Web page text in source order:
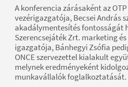
A konferencia zárásaként az
vezérigazgatója, Becsei András
akadálymentesítés fontosságát
Szerencsejáték Zrt. marketing
igazgatója, Bánhegyi Zsófia
ONCE szervezettel kialakult
melynek eredményeként
munkavállalók foglalkoztatását.